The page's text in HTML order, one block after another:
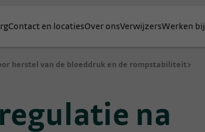
Contact en locatiesOver onsVerwijzersWerken bij
herstel van de bloeddruk en de rompstabiliteit >
na